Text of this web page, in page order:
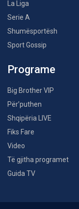
La Liga
Serie A
Shumësportësh
Sport Gossip
Programe
Big Brother VIP
Për’puthen
Shqipëria LIVE
Fiks Fare
Video
Të gjitha programet
Guida TV